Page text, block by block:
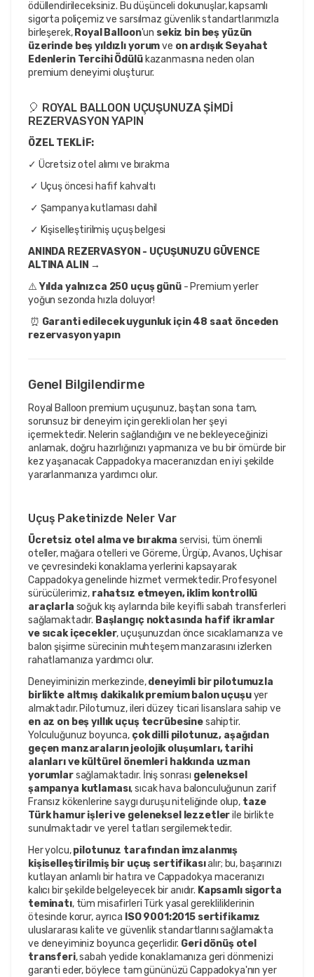
ödüllendirileceksiniz. Bu düşünceli dokunuşlar, kapsamlı
sigorta poliçemiz ve sarsılmaz güvenlik standartlarımızla
birleşerek, Royal Balloon'un sekiz bin beş yüzün
üzerinde beş yıldızlı yorum ve on ardışık Seyahat
Edenlerin Tercihi Ödülü kazanmasına neden olan
premium deneyimi oluşturur.
🎈 ROYAL BALLOON UÇUŞUNUZA ŞİMDİ
REZERVASYON YAPIN
ÖZEL TEKLİF:
✓ Ücretsiz otel alımı ve bırakma
✓ Uçuş öncesi hafif kahvaltı
✓ Şampanya kutlaması dahil
✓ Kişiselleştirilmiş uçuş belgesi
ANINDA REZERVASYON - UÇUŞUNUZU GÜVENCE
ALTINA ALIN →
⚠️ Yılda yalnızca 250 uçuş günü - Premium yerler
yoğun sezonda hızla doluyor!
⏰ Garanti edilecek uygunluk için 48 saat önceden
rezervasyon yapın
Genel Bilgilendirme
Royal Balloon premium uçuşunuz, baştan sona tam,
sorunsuz bir deneyim için gerekli olan her şeyi
içermektedir. Nelerin sağlandığını ve ne bekleyeceğinizi
anlamak, doğru hazırlığınızı yapmanıza ve bu bir ömürde bir
kez yaşanacak Cappadokya maceranızdan en iyi şekilde
yararlanmanıza yardımcı olur.
Uçuş Paketinizde Neler Var
Ücretsiz otel alma ve bırakma servisi, tüm önemli
oteller, mağara otelleri ve Göreme, Ürgüp, Avanos, Uçhisar
ve çevresindeki konaklama yerlerini kapsayarak
Cappadokya genelinde hizmet vermektedir. Profesyonel
sürücülerimiz, rahatsız etmeyen, iklim kontrollü
araçlarla soğuk kış aylarında bile keyifli sabah transferleri
sağlamaktadır. Başlangıç noktasında hafif ikramlar
ve sıcak içecekler, uçuşunuzdan önce sıcaklamanıza ve
balon şişirme sürecinin muhteşem manzarasını izlerken
rahatlamanıza yardımcı olur.
Deneyiminizin merkezinde,deneyimli bir pilotumuzla
birlikte altmış dakikalık premium balon uçuşuyer
almaktadır. Pilotumuz, ileri düzey ticari lisanslara sahip ve
en az on beş yıllık uçuş tecrübesinesahiptir.
Yolculuğunuz boyunca, çok dilli pilotunuz, aşağıdan
geçen manzaraların jeolojik oluşumları, tarihi
alanları ve kültürel önemleri hakkında uzman
yorumlarsağlamaktadır. İniş sonrası geleneksel
şampanya kutlaması, sıcak hava balonculuğunun zarif
Fransız kökenlerine saygı duruşu niteliğinde olup, taze
Türk hamur işleri ve geleneksel lezzetlerile birlikte
sunulmaktadır ve yerel tatları sergilemektedir.
Her yolcu,pilotunuz tarafından imzalanmış
kişiselleştirilmiş bir uçuş sertifikasıalır; bu, başarınızı
kutlayan anlamlı bir hatıra ve Cappadokya maceranızı
kalıcı bir şekilde belgeleyecek bir anıdır. Kapsamlı sigorta
teminatı, tüm misafirleri Türk yasal gerekliliklerinin
ötesinde korur, ayrıca ISO 9001:2015 sertifikamız
uluslararası kalite ve güvenlik standartlarını sağlamakta
ve deneyiminiz boyunca geçerlidir. Geri dönüş otel
transferi, sabah yedide konaklamanıza geri dönmenizi
garanti eder, böylece tam gününüzü Cappadokya'nın yer